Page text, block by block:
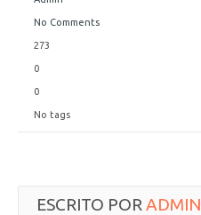
No Comments
273
0
0
No tags
ESCRITO POR ADMIN